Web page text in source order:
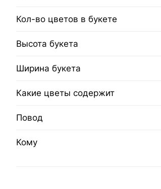
Кол-во цветов в букете
Высота букета
Ширина букета
Какие цветы содержит
Повод
Кому